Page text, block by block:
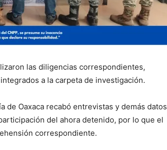
las diligencias correspondientes,
a la carpeta de investigación.
de Oaxaca recabó entrevistas y demás datos
del ahora detenido, por lo que el
correspondiente.